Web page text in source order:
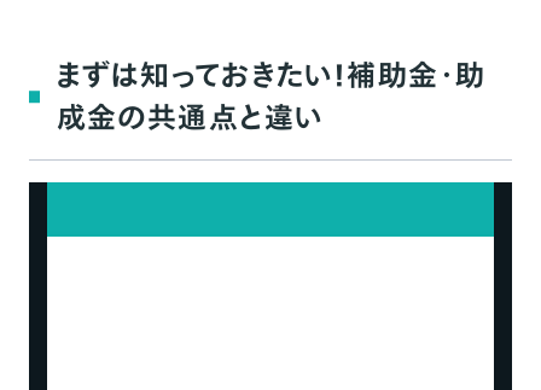
IT導入補助金制度
小規模事業者持続化補助金
事業再構築補助金
まずは知っておきたい！補助金・助
成金の共通点と違い